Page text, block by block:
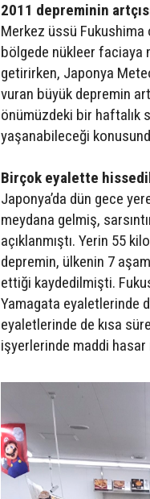
2011 depreminin
Merkez üssü Fukushima
bölgede nükleer faciaya
getirirken, Japonya
vuran büyük depremin
önümüzdeki bir haftalık
yaşanabileceği
Birçok eyalette
Japonya’da dün gece
meydana gelmiş,
açıklanmıştı. Yerin 55
depremin, ülkenin 7
ettiği kaydedilmişti.
Yamagata eyaletlerinde
eyaletlerinde de kısa
işyerlerinde maddi